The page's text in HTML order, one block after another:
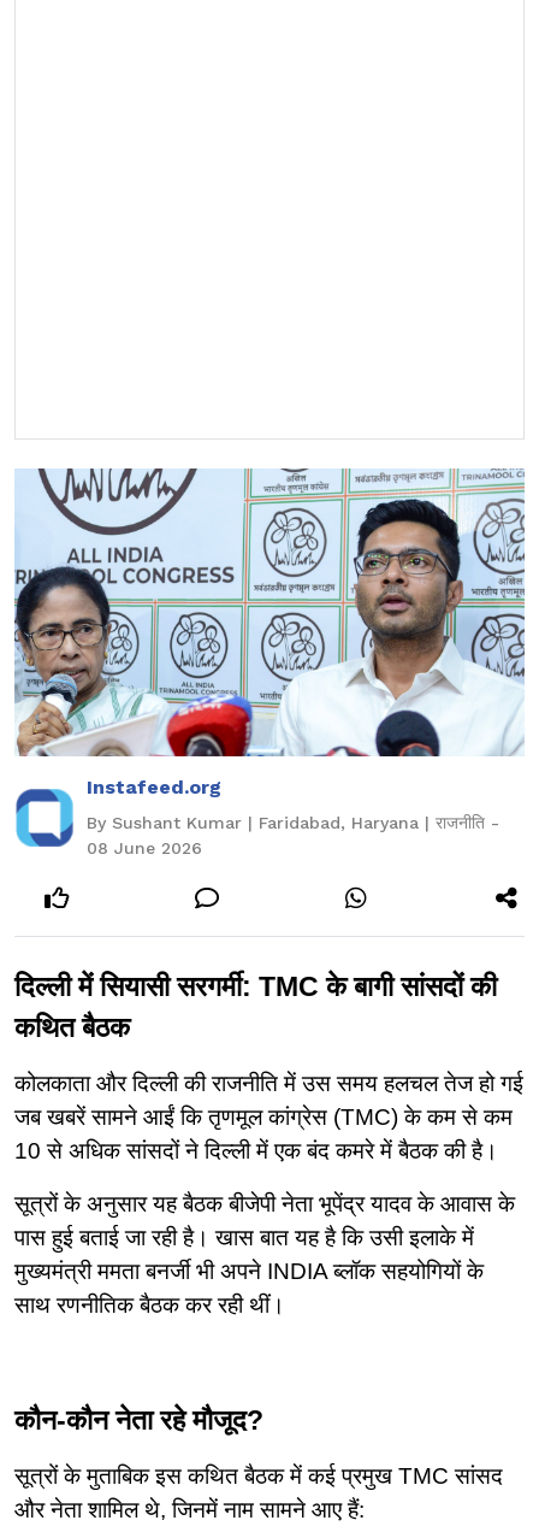
Instafeed.org
By Sushant Kumar | Faridabad, Haryana | राजनीति -
08 June 2026
दिल्ली में सियासी सरगर्मी: TMC के बागी सांसदों की
कथित बैठक
कोलकाता और दिल्ली की राजनीति में उस समय हलचल तेज हो गई
जब खबरें सामने आईं कि तृणमूल कांग्रेस (TMC) के कम से कम
10 से अधिक सांसदों ने दिल्ली में एक बंद कमरे में बैठक की है।
सूत्रों के अनुसार यह बैठक बीजेपी नेता भूपेंद्र यादव के आवास के
पास हुई बताई जा रही है। खास बात यह है कि उसी इलाके में
मुख्यमंत्री ममता बनर्जी भी अपने INDIA ब्लॉक सहयोगियों के
साथ रणनीतिक बैठक कर रही थीं।
कौन-कौन नेता रहे मौजूद?
सूत्रों के मुताबिक इस कथित बैठक में कई प्रमुख TMC सांसद
और नेता शामिल थे, जिनमें नाम सामने आए हैं: